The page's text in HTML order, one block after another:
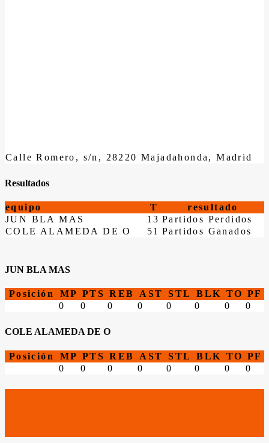
Calle Romero, s/n, 28220 Majadahonda, Madrid
Resultados
equipo T
resultado
JUN BLA MAS
13 Partidos Perdidos
COLE ALAMEDA DE O
51 Partidos Ganados
JUN BLA MAS
Posición MP PTS REB AST STL BLK TO PF
0
0 0 0 0 0 0 0
COLE ALAMEDA DE O
Posición MP PTS REB AST STL BLK TO PF
0
0 0 0 0 0 0 0